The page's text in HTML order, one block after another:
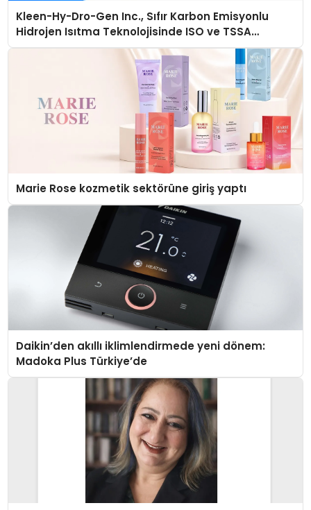
Kleen-Hy-Dro-Gen Inc., Sıfır Karbon Emisyonlu
Hidrojen Isıtma Teknolojisinde ISO ve TSSA
Düzenleyici Onaylarını Aldı
Marie Rose kozmetik sektörüne giriş yaptı
Daikin’den akıllı iklimlendirmede yeni dönem:
Madoka Plus Türkiye’de